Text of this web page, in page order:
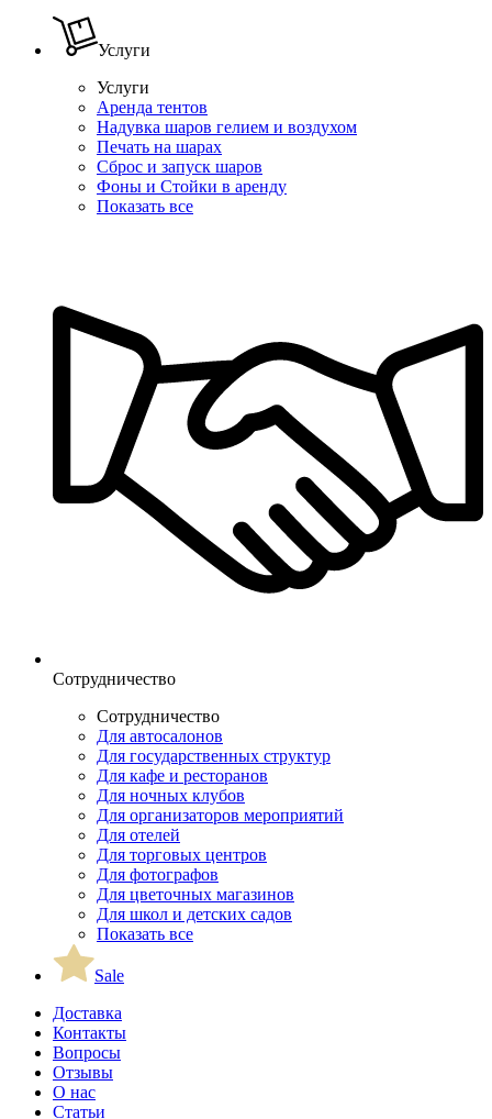
Услуги
Услуги
Аренда тентов
Надувка шаров гелием и воздухом
Печать на шарах
Сброс и запуск шаров
Фоны и Стойки в аренду
Показать все
Сотрудничество
Сотрудничество
Для автосалонов
Для государственных структур
Для кафе и ресторанов
Для ночных клубов
Для организаторов мероприятий
Для отелей
Для торговых центров
Для фотографов
Для цветочных магазинов
Для школ и детских садов
Показать все
Sale
Доставка
Контакты
Вопросы
Отзывы
О нас
Статьи